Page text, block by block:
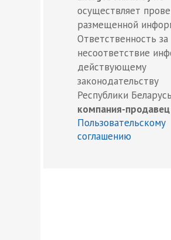
осуществляет
размещенной
Ответственность за
несоответствие
действующему
законодательству
Республики
компания-продавец
Пользовательскому
соглашению